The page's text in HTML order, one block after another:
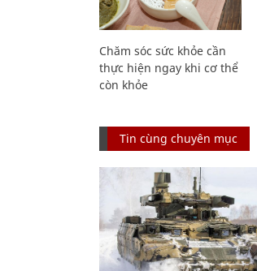
Chăm sóc sức khỏe cần
thực hiện ngay khi cơ thể
còn khỏe
Tin cùng chuyên mục